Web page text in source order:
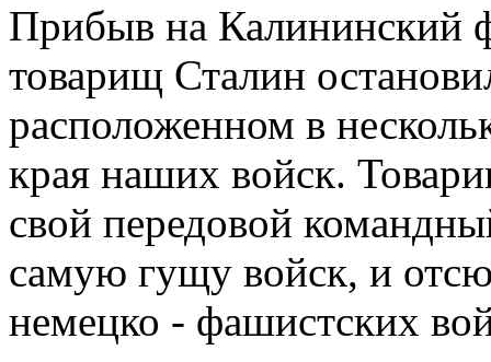
Прибыв на Калининский
товарищ Сталин
расположенном в
края наших войск.
свой передовой
самую гущу войск, и
немецко - фашистских